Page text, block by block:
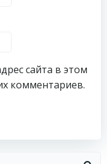
сайта в этом
комментариев.